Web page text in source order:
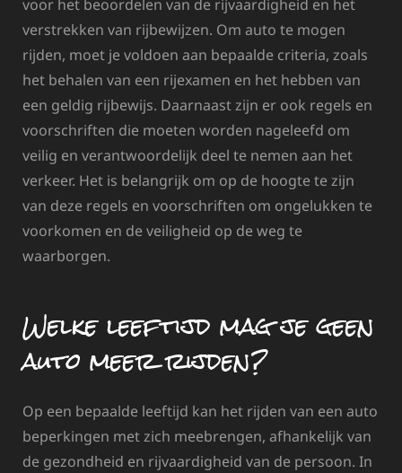
voor het beoordelen van de rijvaardigheid en het
verstrekken van rijbewijzen. Om auto te mogen
rijden, moet je voldoen aan bepaalde criteria, zoals
het behalen van een rijexamen en het hebben van
een geldig rijbewijs. Daarnaast zijn er ook regels en
voorschriften die moeten worden nageleefd om
veilig en verantwoordelijk deel te nemen aan het
verkeer. Het is belangrijk om op de hoogte te zijn
van deze regels en voorschriften om ongelukken te
voorkomen en de veiligheid op de weg te
waarborgen.
Welke leeftijd mag je geen
auto meer rijden?
Op een bepaalde leeftijd kan het rijden van een auto
beperkingen met zich meebrengen, afhankelijk van
de gezondheid en rijvaardigheid van de persoon. In